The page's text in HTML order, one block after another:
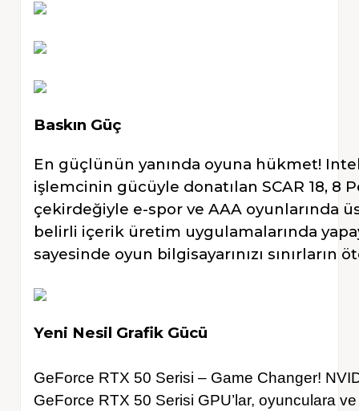
Baskın Güç
En güçlünün yanında oyuna hükmet!
işlemcinin gücüyle donatılan SCAR 18, 8
çekirdeğiyle e-spor ve AAA oyunlarında
belirli içerik üretim uygulamalarında
sayesinde oyun bilgisayarınızı sınırların
Yeni Nesil Grafik Gücü
GeForce RTX 50 Serisi – Game Changer!
GeForce RTX 50 Serisi GPU’lar, oyunculara